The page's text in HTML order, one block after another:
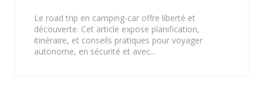
Le road trip en camping-car offre liberté et
découverte. Cet article expose planification,
itinéraire, et conseils pratiques pour voyager
autonome, en sécurité et avec...